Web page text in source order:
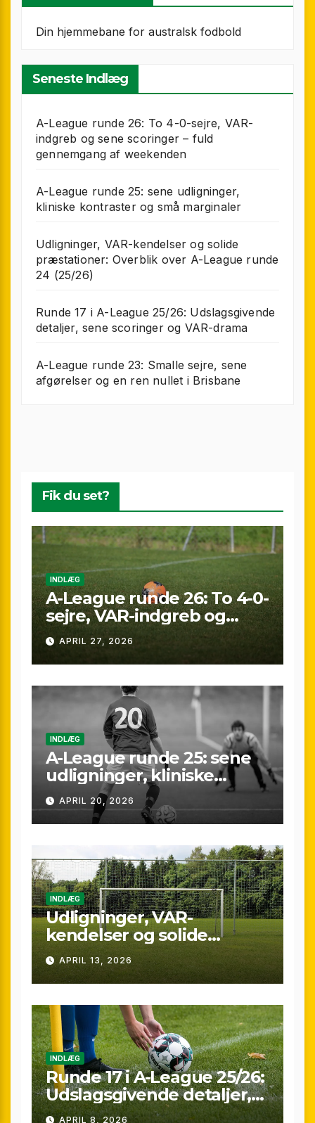
Din hjemmebane for australsk fodbold
Seneste Indlæg
A-League runde 26: To 4-0-sejre, VAR-
indgreb og sene scoringer – fuld
gennemgang af weekenden
A-League runde 25: sene udligninger,
kliniske kontraster og små marginaler
Udligninger, VAR-kendelser og solide
præstationer: Overblik over A-League runde
24 (25/26)
Runde 17 i A-League 25/26: Udslagsgivende
detaljer, sene scoringer og VAR-drama
A-League runde 23: Smalle sejre, sene
afgørelser og en ren nullet i Brisbane
Fik du set?
INDLÆG
A-League runde 26: To 4-0-
sejre, VAR-indgreb og
sene scoringer – fuld
gennemgang af
weekenden
APRIL 27, 2026
INDLÆG
A-League runde 25: sene
udligninger, kliniske
kontraster og små
marginaler
APRIL 20, 2026
INDLÆG
Udligninger, VAR-
kendelser og solide
præstationer: Overblik
over A-League runde 24
(25/26)
APRIL 13, 2026
INDLÆG
Runde 17 i A-League 25/26:
Udslagsgivende detaljer,
sene scoringer og VAR-
APRIL 8, 2026